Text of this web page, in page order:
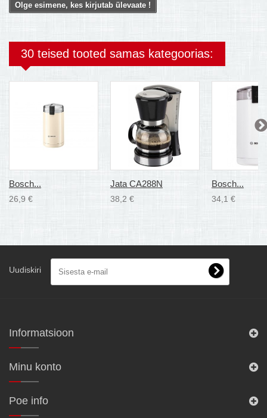
Olge esimene, kes kirjutab ülevaate !
30 teised tooted samas kategoorias:
Bosch...
26,9 €
Jata CA288N
38,2 €
Bosch...
34,1 €
Uudiskiri
Informatsioon
Minu konto
Poe info